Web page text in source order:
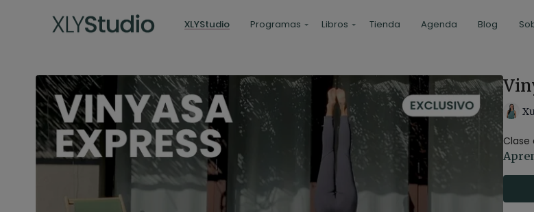
XLYStudio Programas Libros Tienda Agenda Blog
Clase